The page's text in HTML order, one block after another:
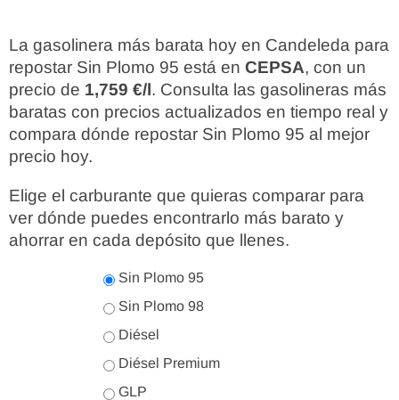
La gasolinera más barata hoy en Candeleda para
repostar Sin Plomo 95 está en CEPSA, con un
precio de 1,759 €/l. Consulta las gasolineras más
baratas con precios actualizados en tiempo real y
compara dónde repostar Sin Plomo 95 al mejor
precio hoy.
Elige el carburante que quieras comparar para
ver dónde puedes encontrarlo más barato y
ahorrar en cada depósito que llenes.
Sin Plomo 95
Sin Plomo 98
Diésel
Diésel Premium
GLP